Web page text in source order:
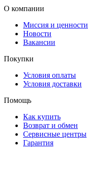
О компании
Миссия и ценности
Новости
Вакансии
Покупки
Условия оплаты
Условия доставки
Помощь
Как купить
Возврат и обмен
Сервисные центры
Гарантия